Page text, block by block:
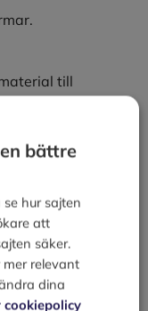
till
i
vilka
– titta,
bättre
hur sajten
att
säker.
mer relevant
dina
cookiepolicy